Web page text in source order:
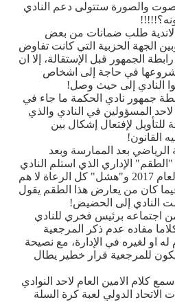
والصورة ستتولى دعم النادي
طلب ضمانات من بعض
الجهة الحزبية التي كانت تفاوض
الجمهور قبل الإستقالة، إلا ان
في حاجة إلى اشخاص
النادي إلى حيث وصل!
جمهور نادي الحكمة ما جاء في
المسؤولين في النادي والذي
لإفتعال إشكال بين
القانون!
الرياضي بعد الممارسة وبعد
الإداري الذي استلم النادي
منذ 3 اذار 2016 وبقي في العام 2017 و"هشل" كل الرعاة لا هم
كان من يعارض هذا الطقم يقول
النادي إلى الحضيض!
اجتماعه برئيس فخري للنادي
مفاده عدم ذكر المرجعية
له او لغيره في الإدارة، مع نصيحة
للمرجعية قرار خطير يطال
كلام الامين العام لاحد النوادي
الاتحاد الدولي لعبة كرة السلة